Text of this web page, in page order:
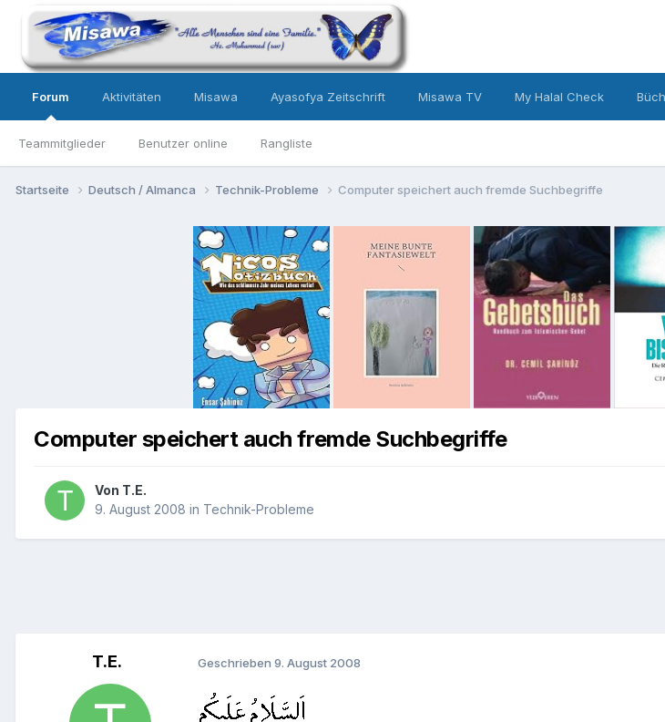
Forum
Teammitglieder Benutzer online Rangliste
Aktivitäten Misawa Ayasofya Zeitschrift Misawa TV My Halal Check
Startseite Deutsch / Almanca Technik-Probleme Computer speichert auch fremde Suchbegriffe
Computer speichert auch fremde Suchbegriffe
Von T.E.
9. August 2008 in Technik-Probleme
T.E. Geschrieben 9. August 2008